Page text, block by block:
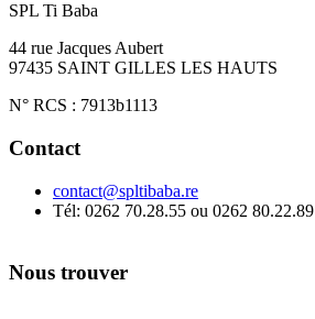
SPL Ti Baba
44 rue Jacques Aubert
97435 SAINT GILLES LES HAUTS
N° RCS : 7913b1113
Contact
contact@spltibaba.re
Tél: 0262 70.28.55 ou 0262 80.22.89
Nous trouver